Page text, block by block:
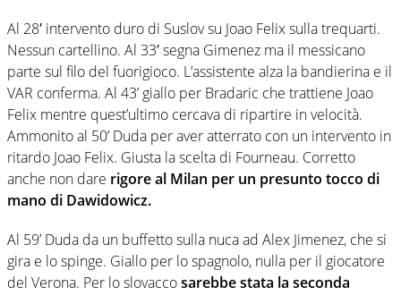
Al 28′ intervento duro di Suslov su Joao Felix sulla trequarti.
Nessun cartellino. Al 33′ segna Gimenez ma il messicano
parte sul filo del fuorigioco. L’assistente alza la bandierina e il
VAR conferma. Al 43’ giallo per Bradaric che trattiene Joao
Felix mentre quest’ultimo cercava di ripartire in velocità.
Ammonito al 50’ Duda per aver atterrato con un intervento in
ritardo Joao Felix. Giusta la scelta di Fourneau. Corretto
anche non dare rigore al Milan per un presunto tocco di
mano di Dawidowicz.
Al 59’ Duda da un buffetto sulla nuca ad Alex Jimenez, che si
gira e lo spinge. Giallo per lo spagnolo, nulla per il giocatore
del Verona. Per lo slovaccosarebbe stata la seconda